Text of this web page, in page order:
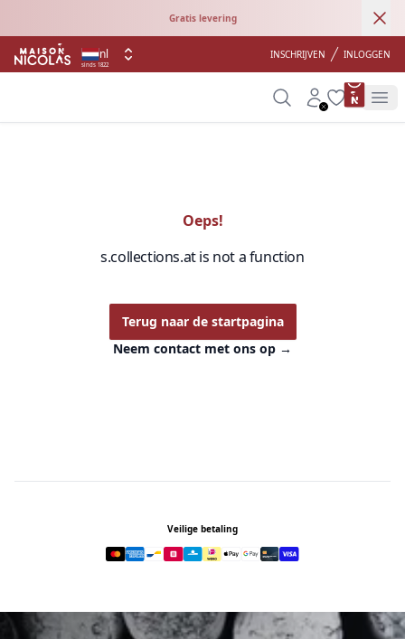
Gratis levering
sinds 1822
nl INSCHRIJVEN INLOGGEN
SearchAccount
Wishlist
Oeps!
s.collections.at is not a function
Terug naar de startpagina
Neem contact met ons op →
Veilige betaling